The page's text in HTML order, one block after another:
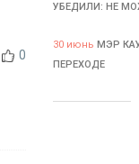
0
УБЕДИЛИ: НЕ
30 июнь МЭР
ПЕРЕХОДЕ